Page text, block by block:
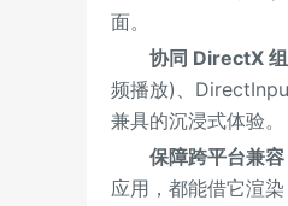
面。
协同 DirectX 组
频播放)、
兼具的沉浸式体验。
保障跨平台兼容
应用，都能借它渲